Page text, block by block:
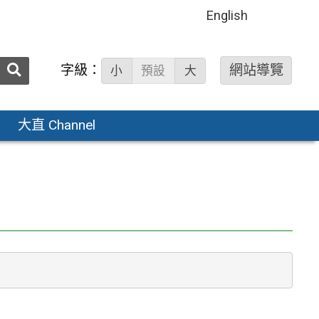
English
送出 字級： 小 預設 大 網站導覽
大直 Channel